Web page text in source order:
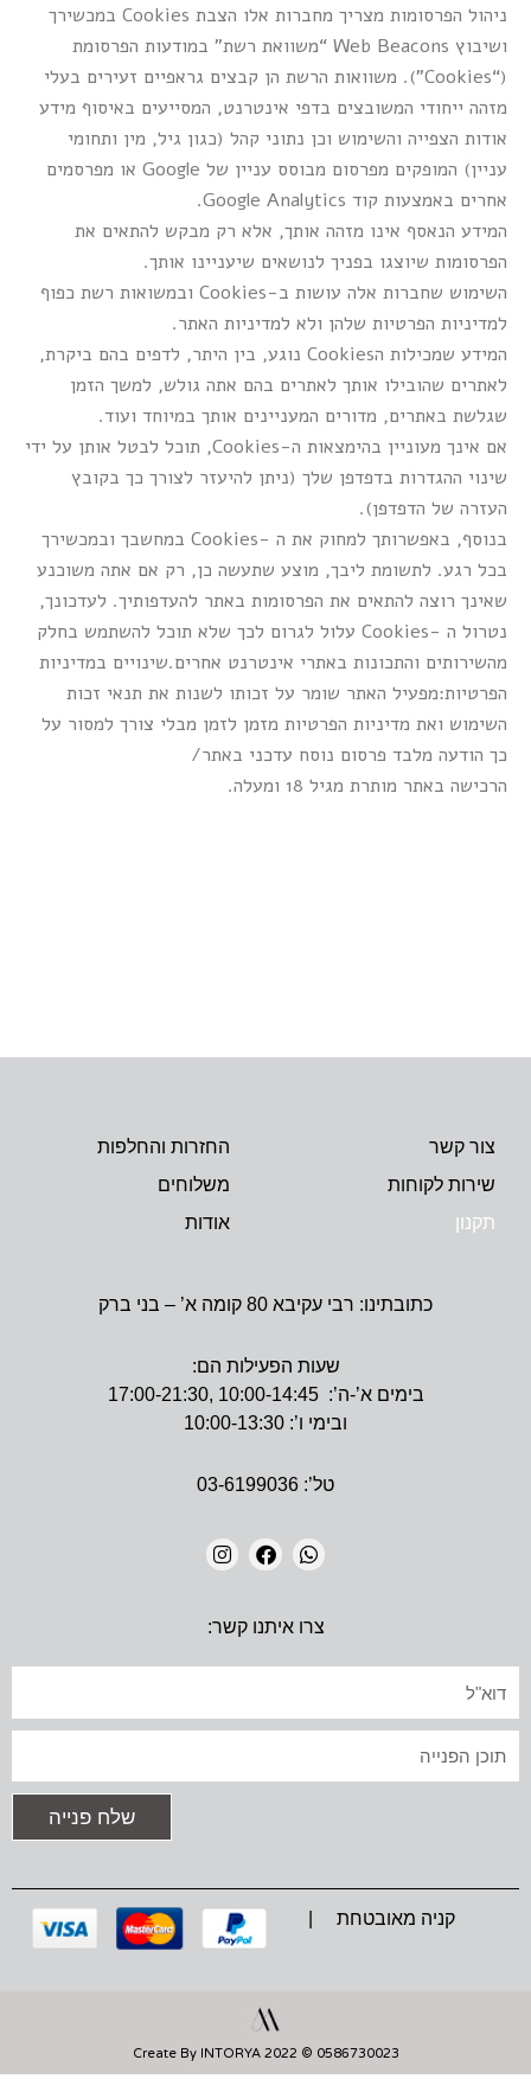
ניהול הפרסומות מצריך מחברות אלו הצבת Cookies במכשירך
ושיבוץ Web Beacons “משוואת רשת” במודעות הפרסומת
(“Cookies”). משוואות הרשת הן קבצים גראפיים זעירים בעלי
מזהה ייחודי המשובצים בדפי אינטרנט, המסייעים באיסוף מידע
אודות הצפייה והשימוש וכן נתוני קהל (כגון גיל, מין ותחומי
עניין) המופקים מפרסום מבוסס עניין של Google או מפרסמים
אחרים באמצעות קוד Google Analytics.
המידע הנאסף אינו מזהה אותך, אלא רק מבקש להתאים את
הפרסומות שיוצגו בפניך לנושאים שיעניינו אותך.
השימוש שחברות אלה עושות ב-Cookies ובמשואות רשת כפוף
למדיניות הפרטיות שלהן ולא למדיניות האתר.
המידע שמכילות הCookies נוגע, בין היתר, לדפים בהם ביקרת,
לאתרים שהובילו אותך לאתרים בהם אתה גולש, למשך הזמן
שגלשת באתרים, מדורים המעניינים אותך במיוחד ועוד.
אם אינך מעוניין בהימצאות ה-Cookies, תוכל לבטל אותן על ידי
שינוי ההגדרות בדפדפן שלך (ניתן להיעזר לצורך כך בקובץ
העזרה של הדפדפן).
בנוסף, באפשרותך למחוק את ה -Cookies במחשבך ובמכשירך
בכל רגע. לתשומת ליבך, מוצע שתעשה כן, רק אם אתה משוכנע
שאינך רוצה להתאים את הפרסומות באתר להעדפותיך. לעדכונך,
נטרול ה -Cookies עלול לגרום לכך שלא תוכל להשתמש בחלק
מהשירותים והתכונות באתרי אינטרנט אחרים.שינויים במדיניות
הפרטיות:מפעיל האתר שומר על זכותו לשנות את תנאי זכות
השימוש ואת מדיניות הפרטיות מזמן לזמן מבלי צורך למסור על
כך הודעה מלבד פרסום נוסח עדכני באתר/
הרכישה באתר מותרת מגיל 18 ומעלה.
צור קשר
שירות לקוחות
תקנון
החזרות והחלפות
משלוחים
אודות
כתובתינו: רבי עקיבא 80 קומה א’ – בני ברק
שעות הפעילות הם:
בימים א’-ה’: 10:00-14:45 ,17:00-21:30
ובימי ו’: 10:00-13:30
טל’: 03-6199036
H
A
P
P
A
C
O
K
N
S
R
A
צרו איתנו קשר:
שלח פנייה
קניה מאובטחת |
0586730023 © 2022 Create By INTORYA